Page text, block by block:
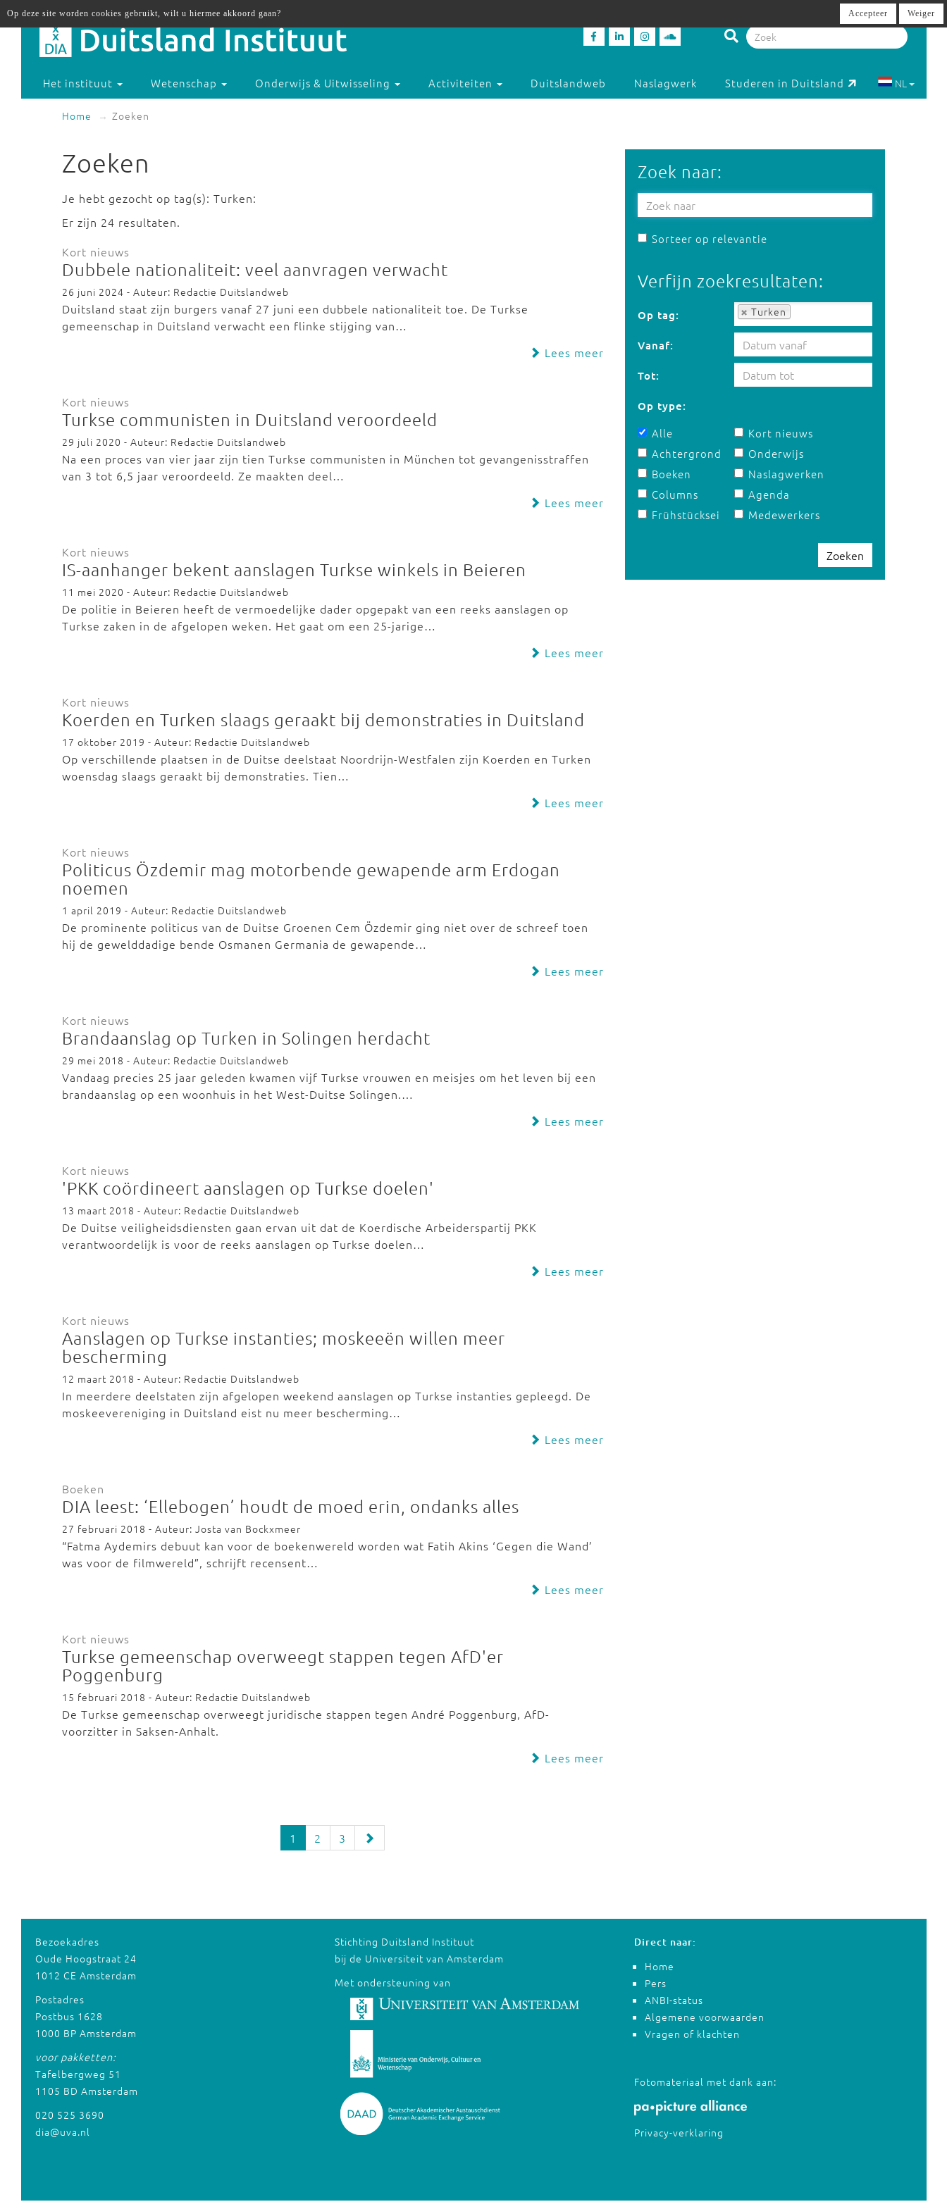
Het instituut Wetenschap Onderwijs & Uitwisseling Activiteiten Duitslandweb Naslagwerk Studeren in Duitsland NL
Home Zoeken
Zoeken
Je hebt gezocht op tag(s): Turken:
Er zijn 24 resultaten.
Kort nieuws
Dubbele nationaliteit: veel aanvragen verwacht
26 juni 2024 - Auteur: Redactie Duitslandweb
Duitsland staat zijn burgers vanaf 27 juni een dubbele nationaliteit toe. De Turkse
gemeenschap in Duitsland verwacht een flinke stijging van…
Lees meer
Kort nieuws
Turkse communisten in Duitsland veroordeeld
29 juli 2020 - Auteur: Redactie Duitslandweb
Na een proces van vier jaar zijn tien Turkse communisten in München tot gevangenisstraffen
van 3 tot 6,5 jaar veroordeeld. Ze maakten deel…
Lees meer
Kort nieuws
IS-aanhanger bekent aanslagen Turkse winkels in Beieren
11 mei 2020 - Auteur: Redactie Duitslandweb
De politie in Beieren heeft de vermoedelijke dader opgepakt van een reeks aanslagen op
Turkse zaken in de afgelopen weken. Het gaat om een 25-jarige…
Lees meer
Kort nieuws
Koerden en Turken slaags geraakt bij demonstraties in Duitsland
17 oktober 2019 - Auteur: Redactie Duitslandweb
Op verschillende plaatsen in de Duitse deelstaat Noordrijn-Westfalen zijn Koerden en Turken
woensdag slaags geraakt bij demonstraties. Tien…
Lees meer
Kort nieuws
Politicus Özdemir mag motorbende gewapende arm Erdogan
noemen
1 april 2019 - Auteur: Redactie Duitslandweb
De prominente politicus van de Duitse Groenen Cem Özdemir ging niet over de schreef toen
hij de gewelddadige bende Osmanen Germania de gewapende…
Lees meer
Kort nieuws
Brandaanslag op Turken in Solingen herdacht
29 mei 2018 - Auteur: Redactie Duitslandweb
Vandaag precies 25 jaar geleden kwamen vijf Turkse vrouwen en meisjes om het leven bij een
brandaanslag op een woonhuis in het West-Duitse Solingen.…
Lees meer
Kort nieuws
'PKK coördineert aanslagen op Turkse doelen'
13 maart 2018 - Auteur: Redactie Duitslandweb
De Duitse veiligheidsdiensten gaan ervan uit dat de Koerdische Arbeiderspartij PKK
verantwoordelijk is voor de reeks aanslagen op Turkse doelen…
Lees meer
Kort nieuws
Aanslagen op Turkse instanties; moskeeën willen meer
bescherming
12 maart 2018 - Auteur: Redactie Duitslandweb
In meerdere deelstaten zijn afgelopen weekend aanslagen op Turkse instanties gepleegd. De
moskeevereniging in Duitsland eist nu meer bescherming…
Lees meer
Boeken
DIA leest: ‘Ellebogen’ houdt de moed erin, ondanks alles
27 februari 2018 - Auteur: Josta van Bockxmeer
“Fatma Aydemirs debuut kan voor de boekenwereld worden wat Fatih Akins ‘Gegen die Wand’
was voor de filmwereld”, schrijft recensent…
Lees meer
Kort nieuws
Turkse gemeenschap overweegt stappen tegen AfD'er
Poggenburg
15 februari 2018 - Auteur: Redactie Duitslandweb
De Turkse gemeenschap overweegt juridische stappen tegen André Poggenburg, AfD-
voorzitter in Saksen-Anhalt.
Lees meer
1 2 3
Zoek naar:
Sorteer op relevantie
Verfijn zoekresultaten:
Op tag: Turken
Op tag:
Vanaf:
Tot:
Op type:
Alle
Achtergrond
Boeken
Columns
Frühstücksei
Kort nieuws
Onderwijs
Naslagwerken
Agenda
Medewerkers
Zoeken
Bezoekadres
Oude Hoogstraat 24
1012 CE Amsterdam
Postadres
Postbus 1628
1000 BP Amsterdam
voor pakketten:
Tafelbergweg 51
1105 BD Amsterdam
020 525 3690
dia@uva.nl
Stichting Duitsland Instituut
bij de Universiteit van Amsterdam
Met ondersteuning van
Direct naar:
Home
Pers
ANBI-status
Algemene voorwaarden
Vragen of klachten
Fotomateriaal met dank aan:
Privacy-verklaring
Op deze site worden cookies gebruikt, wilt u hiermee akkoord gaan? Accepteer Weiger